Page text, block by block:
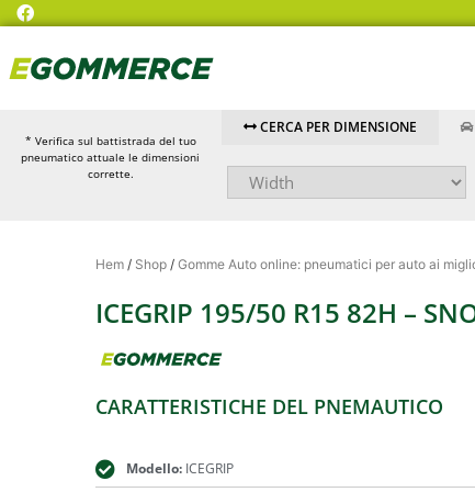
* Verifica sul battistrada del tuo
pneumatico attuale le dimensioni
corrette.
CERCA PER DIMENSIONE
Hem / Shop / Gomme Auto online: pneumatici per auto ai
ICEGRIP 195/50 R15 82H –
CARATTERISTICHE DEL PNEMAUTICO
Modello:ICEGRIP